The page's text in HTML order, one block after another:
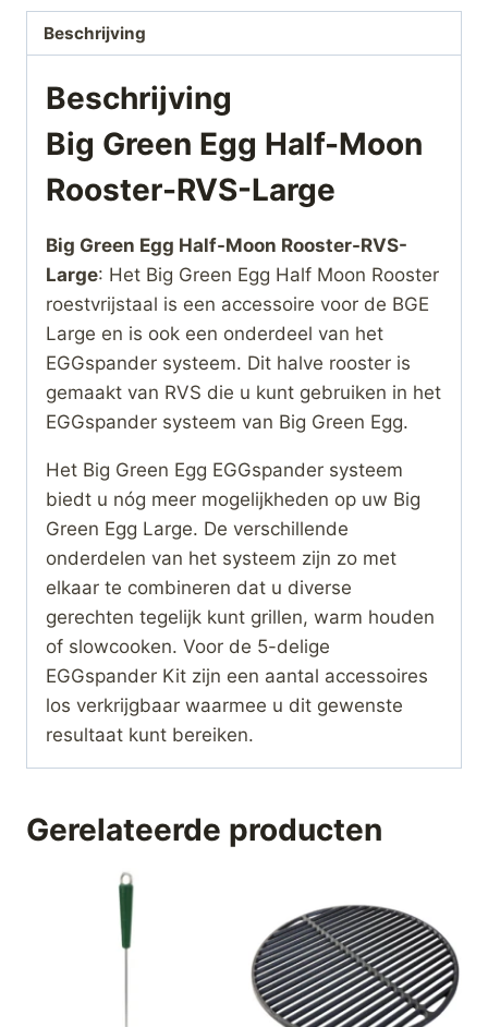
Beschrijving
Beschrijving
Big Green Egg Half-Moon
Rooster-RVS-Large
Big Green Egg Half-Moon Rooster-RVS-
Large: Het Big Green Egg Half Moon Rooster
roestvrijstaal is een accessoire voor de BGE
Large en is ook een onderdeel van het
EGGspander systeem. Dit halve rooster is
gemaakt van RVS die u kunt gebruiken in het
EGGspander systeem van Big Green Egg.
Het Big Green Egg EGGspander systeem
biedt u nóg meer mogelijkheden op uw Big
Green Egg Large. De verschillende
onderdelen van het systeem zijn zo met
elkaar te combineren dat u diverse
gerechten tegelijk kunt grillen, warm houden
of slowcooken. Voor de 5-delige
EGGspander Kit zijn een aantal accessoires
los verkrijgbaar waarmee u dit gewenste
resultaat kunt bereiken.
Gerelateerde producten